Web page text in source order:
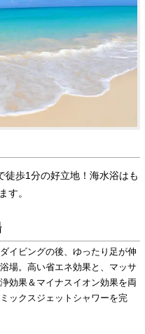
徒歩1分の好立地！海水浴はも
す。
イビングの後、ゆったり足が伸
場。高い省エネ効果と、マッサ
効果＆マイナスイオン効果を両
ックスジェットシャワーを完